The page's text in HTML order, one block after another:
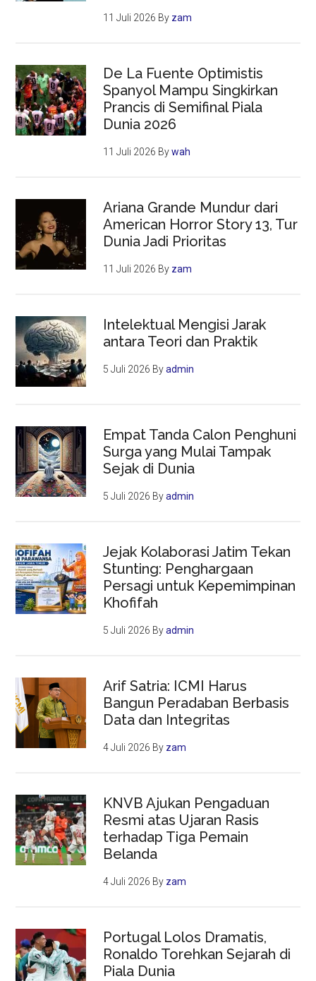
11 Juli 2026 By zam
De La Fuente Optimistis
Spanyol Mampu Singkirkan
Prancis di Semifinal Piala
Dunia 2026
11 Juli 2026 Bywah
Ariana Grande Mundur dari
American Horror Story 13, Tur
Dunia Jadi Prioritas
11 Juli 2026 By zam
Intelektual Mengisi Jarak
antara Teori dan Praktik
5 Juli 2026 Byadmin
Empat Tanda Calon Penghuni
Surga yang Mulai Tampak
Sejak di Dunia
5 Juli 2026 Byadmin
Jejak Kolaborasi Jatim Tekan
Stunting: Penghargaan
Persagi untuk Kepemimpinan
Khofifah
5 Juli 2026 Byadmin
Arif Satria: ICMI Harus
Bangun Peradaban Berbasis
Data dan Integritas
4 Juli 2026 By zam
KNVB Ajukan Pengaduan
Resmi atas Ujaran Rasis
terhadap Tiga Pemain
Belanda
4 Juli 2026 By zam
Portugal Lolos Dramatis,
Ronaldo Torehkan Sejarah di
Piala Dunia